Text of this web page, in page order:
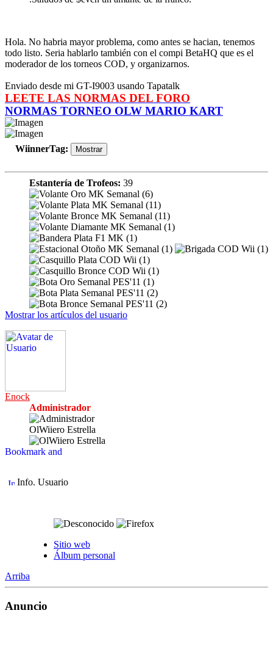
Hola. No habria mayor problema, como antes se hacian, tenemos
todo listo. Seria hablarlo también con el compi BetaHQ que es el
moderador de los torneos COD, y organizarnos.
Enviado desde mi GT-I9003 usando Tapatalk
LEETE LAS NORMAS DEL FORO
NORMAS TORNEO OLW MARIO KART
WiinnerTag:
Estantería de Trofeos: 39
Mostrar los artículos del usuario
Enock
Administrador
OlWiiero Estrella
Info. Usuario
Sitio web
Álbum personal
Arriba
Anuncio